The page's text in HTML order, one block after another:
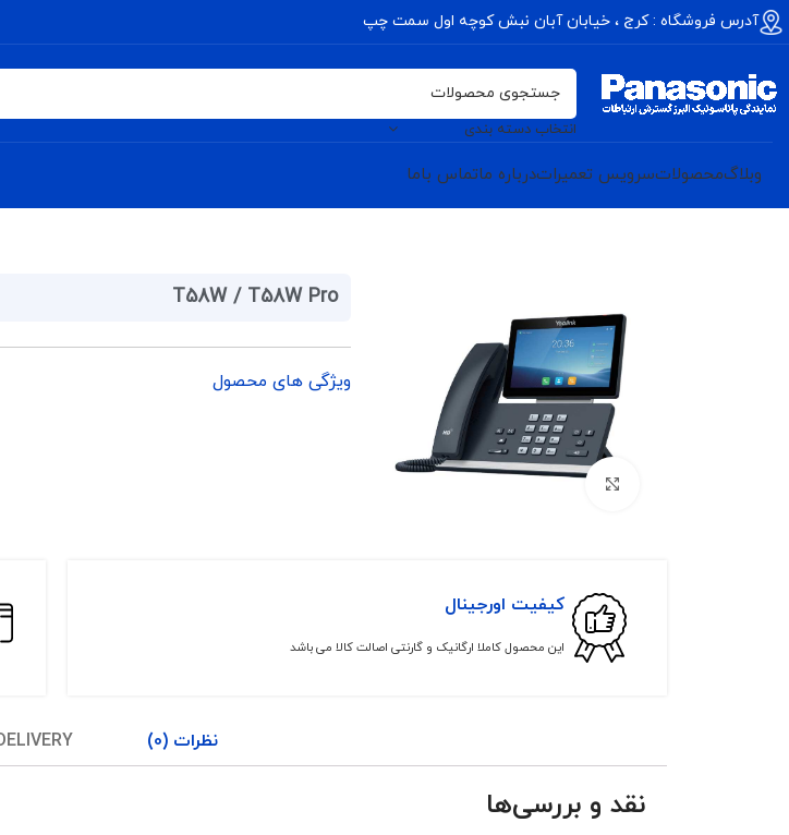
آدرس فروشگاه : کرج ، خیابان آبان نبش کوچه اول سمت چپ
انتخاب دسته بندی
وبلاگمحصولاتسرویس تعمیراتدرباره ماتماس باما
برای بزرگنمایی کلیک کنید
T58W / T58W Pro
ویژگی های محصول
کیفیت اورجینال
این محصول کاملا ارگانیک و گارنتی اصالت کالا می باشد
نظرات (0)
نقد و بررسی‌ها